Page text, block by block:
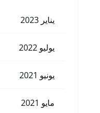
يناير 2023
يوليو 2022
يونيو 2021
مايو 2021